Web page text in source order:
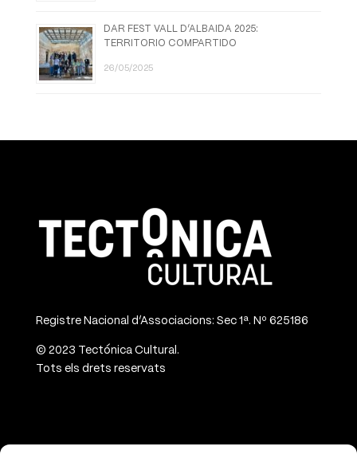
DAR FEST VALL D’ALBAIDA 2025:
TERRITORIO COMPARTIDO
26/05/2025
Registre Nacional d’Associacions: Sec 1ª. Nº 625186
© 2023 Tectónica Cultural.
Tots els drets reservats